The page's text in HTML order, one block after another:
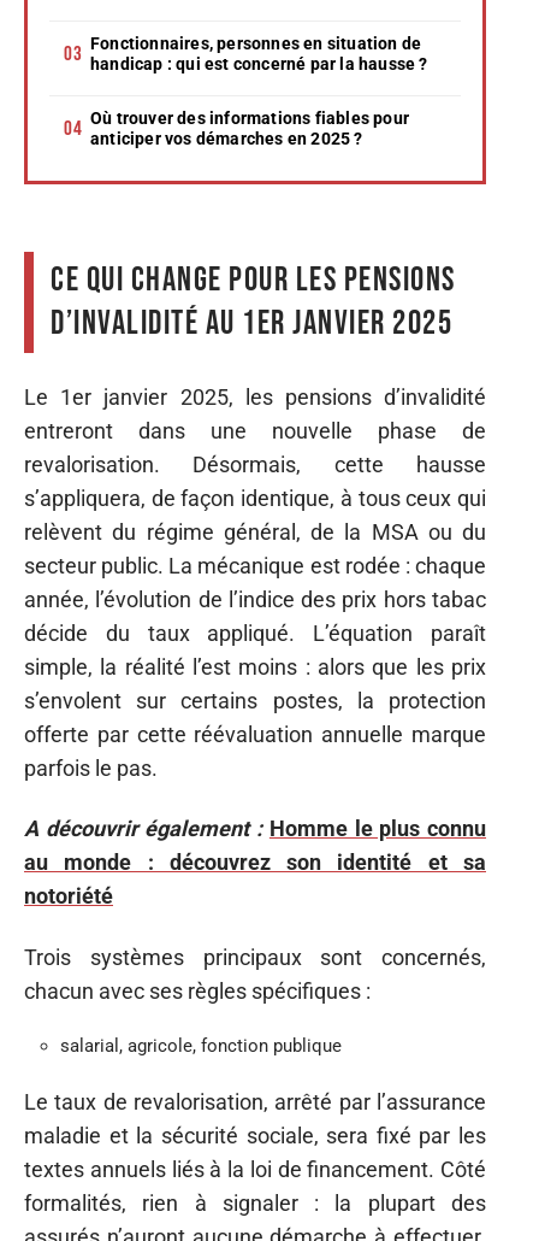
Fonctionnaires, personnes en situation de
handicap : qui est concerné par la hausse ?
Où trouver des informations fiables pour
anticiper vos démarches en 2025 ?
Ce qui change pour les pensions
d’invalidité au 1er janvier 2025
Le 1er janvier 2025, les pensions d’invalidité
entreront dans une nouvelle phase de
revalorisation. Désormais, cette hausse
s’appliquera, de façon identique, à tous ceux qui
relèvent du régime général, de la MSA ou du
secteur public. La mécanique est rodée : chaque
année, l’évolution de l’indice des prix hors tabac
décide du taux appliqué. L’équation paraît
simple, la réalité l’est moins : alors que les prix
s’envolent sur certains postes, la protection
offerte par cette réévaluation annuelle marque
parfois le pas.
A découvrir également : Homme le plus connu
au monde : découvrez son identité et sa
notoriété
Trois systèmes principaux sont concernés,
chacun avec ses règles spécifiques :
salarial, agricole, fonction publique
Le taux de revalorisation, arrêté par l’assurance
maladie et la sécurité sociale, sera fixé par les
textes annuels liés à la loi de financement. Côté
formalités, rien à signaler : la plupart des